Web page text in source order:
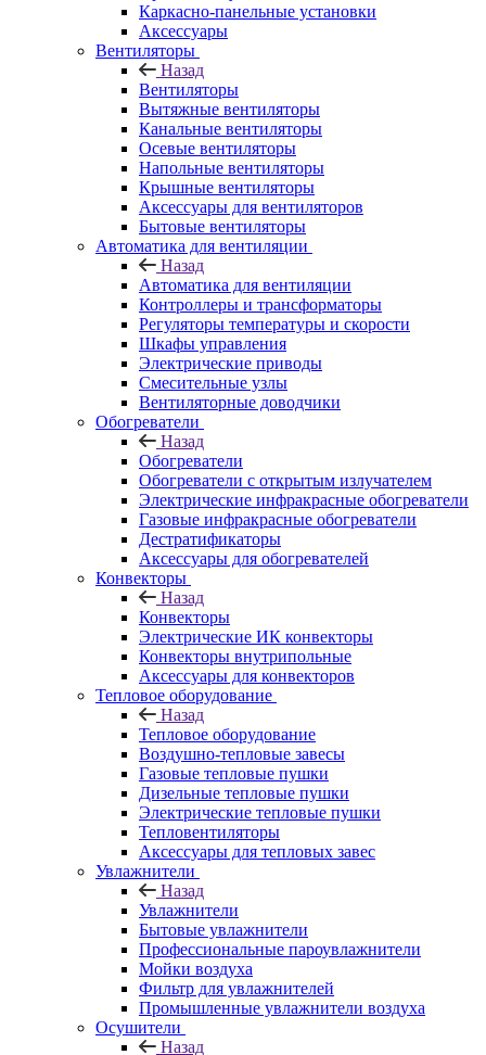
Каркасно-панельные установки
Аксессуары
Вентиляторы
Назад
Вентиляторы
Вытяжные вентиляторы
Канальные вентиляторы
Осевые вентиляторы
Напольные вентиляторы
Крышные вентиляторы
Аксессуары для вентиляторов
Бытовые вентиляторы
Автоматика для вентиляции
Назад
Автоматика для вентиляции
Контроллеры и трансформаторы
Регуляторы температуры и скорости
Шкафы управления
Электрические приводы
Смесительные узлы
Вентиляторные доводчики
Обогреватели
Назад
Обогреватели
Обогреватели с открытым излучателем
Электрические инфракрасные обогреватели
Газовые инфракрасные обогреватели
Дестратификаторы
Аксессуары для обогревателей
Конвекторы
Назад
Конвекторы
Электрические ИК конвекторы
Конвекторы внутрипольные
Аксессуары для конвекторов
Тепловое оборудование
Назад
Тепловое оборудование
Воздушно-тепловые завесы
Газовые тепловые пушки
Дизельные тепловые пушки
Электрические тепловые пушки
Тепловентиляторы
Аксессуары для тепловых завес
Увлажнители
Назад
Увлажнители
Бытовые увлажнители
Профессиональные пароувлажнители
Мойки воздуха
Фильтр для увлажнителей
Промышленные увлажнители воздуха
Осушители
Назад